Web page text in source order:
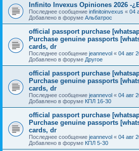
Infinito Invexus Opiniones 2026 -
Последнее сообщение infinitoinvexus « 04
Добавлено в форуме Альбатрос
official passport purchase
Purchase genuine passports
cards, dr
Последнее сообщение jeannevol « 04 авг
Добавлено в форуме Другое
official passport purchase
Purchase genuine passports
cards, dr
Последнее сообщение jeannevol « 04 авг
Добавлено в форуме КПЛ 16-30
official passport purchase
Purchase genuine passports
cards, dr
Последнее сообщение jeannevol « 04 авг
Добавлено в форуме КПЛ 5-30